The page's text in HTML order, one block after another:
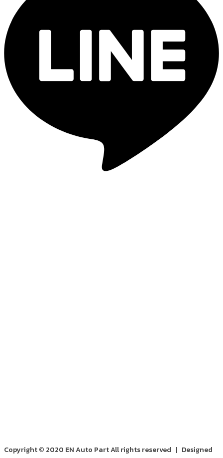
Copyright © 2020 EN Auto Part All rights reserved | Designed